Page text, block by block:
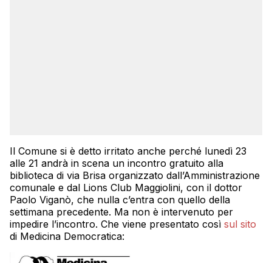
Il Comune si è detto irritato anche perché lunedì 23
alle 21 andrà in scena un incontro gratuito alla
biblioteca di via Brisa organizzato dall’Amministrazione
comunale e dal Lions Club Maggiolini, con il dottor
Paolo Viganò, che nulla c’entra con quello della
settimana precedente. Ma non è intervenuto per
impedire l’incontro. Che viene presentato così sul sito
di Medicina Democratica: